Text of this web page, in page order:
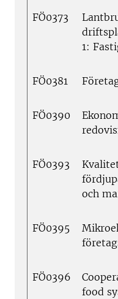
FÖ0373
1:
FÖ0381
FÖ0390
FÖ0393
och
FÖ0395
FÖ0396
food